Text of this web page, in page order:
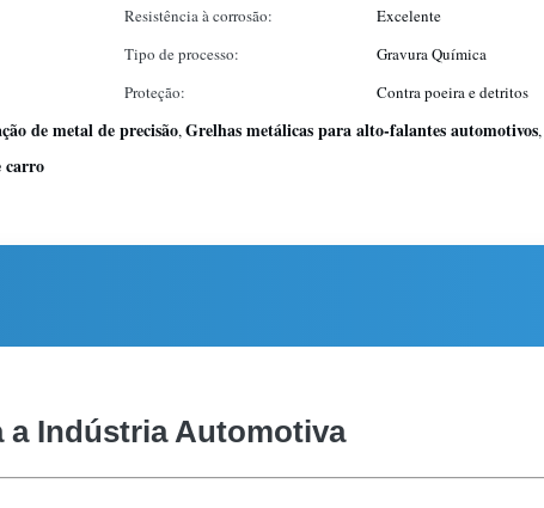
Resistência à corrosão:
Excelente
Tipo de processo:
Gravura Química
Proteção:
Contra poeira e detritos
de metal de precisão,Grelhas metálicas para alto-falantes automotivos,
carro
a Indústria Automotiva